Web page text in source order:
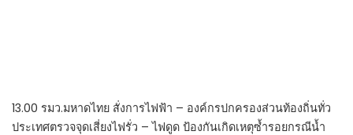
13.00 รมว.มหาดไทย สั่งการไฟฟ้า – องค์กรปกครองส่วนท้องถิ่นทั่ว
ประเทศตรวจจุดเสี่ยงไฟรั่ว – ไฟดูด ป้องกันเกิดเหตุซ้ำรอยกรณีน้ำ